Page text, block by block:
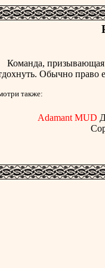
призывающая
Обычно право
также:
Adamant MUD